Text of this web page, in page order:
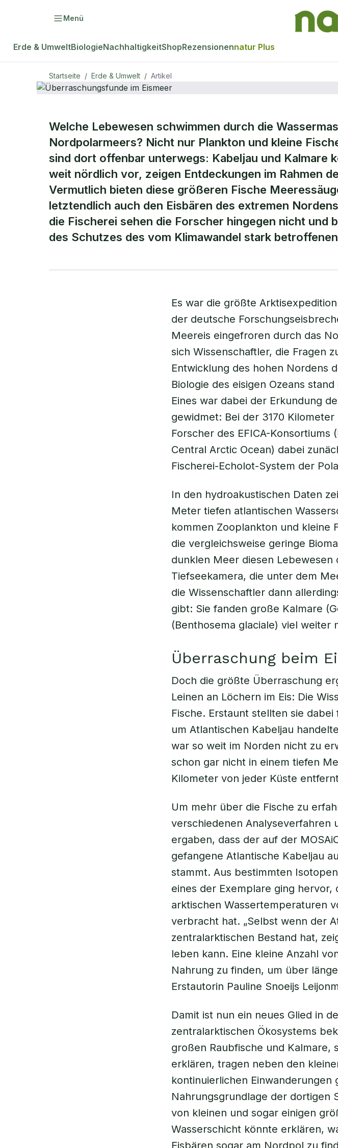
Menü
Erde & UmweltBiologieNachhaltigkeitShopRezensionennatur Plus
Startseite / Erde & Umwelt / Artikel
ERDE & UMWELT
Eismeer
Welche Lebewesen schwimmen durch die
Nordpolarmeers? Nicht nur Plankton und kleine
sind dort offenbar unterwegs: Kabeljau und Kalmare
weit nördlich vor, zeigen Entdeckungen im Rahmen
Vermutlich bieten diese größeren Fische
letztendlich auch den Eisbären des extremen
die Fischerei sehen die Forscher hingegen nicht und
des Schutzes des vom Klimawandel stark
Es war die größte
der deutsche
Meereis eingefroren durch das
sich Wissenschaftler, die Fragen
Entwicklung des hohen Nordens
Biologie des eisigen Ozeans
Eines war dabei der Erkundung
gewidmet: Bei der 3170
Forscher des EFICA-
Central Arctic Ocean) dabei
Fischerei-Echolot-System der
In den hydroakustischen Daten
Meter tiefen atlantischen
kommen Zooplankton und kleine
die vergleichsweise geringe
dunklen Meer diesen
Tiefseekamera, die unter dem
die Wissenschaftler dann
gibt: Sie fanden große Kalmare
(Benthosema glaciale) viel weiter
Überraschung beim
Doch die größte Überraschung
Leinen an Löchern im Eis: Die
Fische. Erstaunt stellten sie
um Atlantischen Kabeljau
war so weit im Norden nicht zu
schon gar nicht in einem tiefen
Kilometer von jeder Küste
Um mehr über die Fische zu
verschiedenen Analyseverfahren
ergaben, dass der auf der
gefangene Atlantische Kabeljau
stammt. Aus bestimmten
eines der Exemplare ging hervor,
arktischen Wassertemperaturen
verbracht hat. „Selbst wenn der
zentralarktischen Bestand hat,
leben kann. Eine kleine Anzahl
Nahrung zu finden, um über
Erstautorin Pauline Snoeijs
Damit ist nun ein neues Glied in
zentralarktischen Ökosystems
großen Raubfische und Kalmare,
erklären, tragen neben den
kontinuierlichen
Nahrungsgrundlage der dortigen
von kleinen und sogar einigen
Wasserschicht könnte erklären,
Eisbären sogar am Nordpol zu